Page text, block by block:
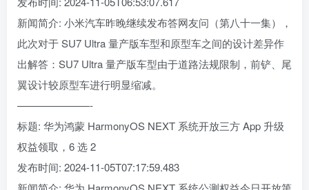
新闻简介: 小米汽车昨晚继续发布答网友问（第八十一集），
此次对于 SU7 Ultra 量产版车型和原型车之间的设计差异作
出解答：SU7 Ultra 量产版车型由于道路法规限制，前铲、尾
翼设计较原型车进行明显缩减。
———————-
标题: 华为鸿蒙 HarmonyOS NEXT 系统开放三方 App 升级
权益领取，6 选 2
发布时间: 2024-11-05T07:17:59.483